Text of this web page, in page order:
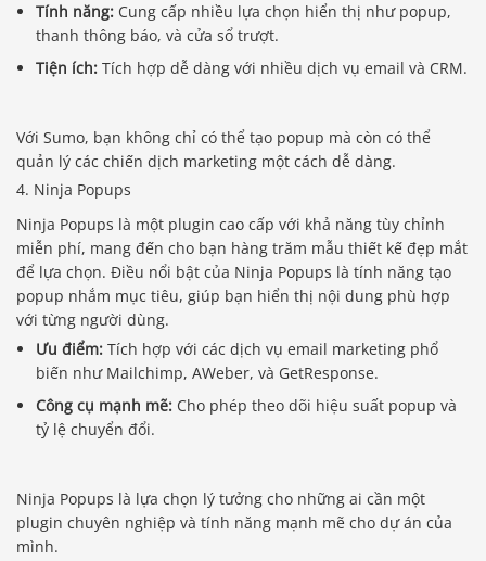
Tính năng: Cung cấp nhiều lựa chọn hiển thị như popup,
thanh thông báo, và cửa sổ trượt.
Tiện ích: Tích hợp dễ dàng với nhiều dịch vụ email và CRM.
Với Sumo, bạn không chỉ có thể tạo popup mà còn có thể
quản lý các chiến dịch marketing một cách dễ dàng.
4. Ninja Popups
Ninja Popups là một plugin cao cấp với khả năng tùy chỉnh
miễn phí, mang đến cho bạn hàng trăm mẫu thiết kế đẹp mắt
để lựa chọn. Điều nổi bật của Ninja Popups là tính năng tạo
popup nhắm mục tiêu, giúp bạn hiển thị nội dung phù hợp
với từng người dùng.
Ưu điểm: Tích hợp với các dịch vụ email marketing phổ
biến như Mailchimp, AWeber, và GetResponse.
Công cụ mạnh mẽ: Cho phép theo dõi hiệu suất popup và
tỷ lệ chuyển đổi.
Ninja Popups là lựa chọn lý tưởng cho những ai cần một
plugin chuyên nghiệp và tính năng mạnh mẽ cho dự án của
mình.